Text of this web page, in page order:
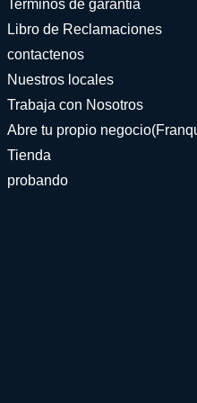
Terminos de garantia
Libro de Reclamaciones
contactenos
Nuestros locales
Trabaja con Nosotros
Abre tu propio
Tienda
probando